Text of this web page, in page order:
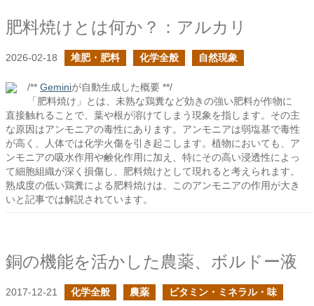
肥料焼けとは何か？：アルカリ
2026-02-18 堆肥・肥料 化学全般 自然現象
/** Geminiが自動生成した概要 **/
「肥料焼け」とは、未熟な鶏糞など効きの強い肥料が作物に
直接触れることで、葉や根が溶けてしまう現象を指します。その主
な原因はアンモニアの毒性にあります。アンモニアは弱塩基で毒性
が高く、人体では化学火傷を引き起こします。植物においても、ア
ンモニアの吸水作用や鹸化作用に加え、特にその高い浸透性によっ
て細胞組織が深く損傷し、肥料焼けとして現れると考えられます。
熟成度の低い鶏糞による肥料焼けは、このアンモニアの作用が大き
いと記事では解説されています。
銅の機能を活かした農薬、ボルドー液
2017-12-21 化学全般 農薬 ビタミン・ミネラル・味